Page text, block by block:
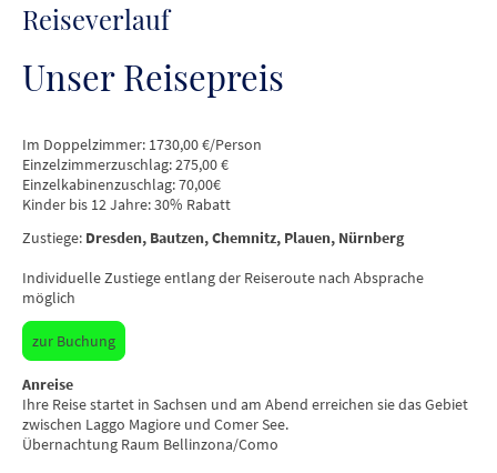
Reiseverlauf
Unser Reisepreis
Im Doppelzimmer: 1730,00 €/Person
Einzelzimmerzuschlag: 275,00 €
Einzelkabinenzuschlag: 70,00€
Kinder bis 12 Jahre: 30% Rabatt
Zustiege: Dresden, Bautzen, Chemnitz, Plauen, Nürnberg
Individuelle Zustiege entlang der Reiseroute nach Absprache
möglich
zur Buchung
Anreise
Ihre Reise startet in Sachsen und am Abend erreichen sie das Gebiet
zwischen Laggo Magiore und Comer See.
Übernachtung Raum Bellinzona/Como